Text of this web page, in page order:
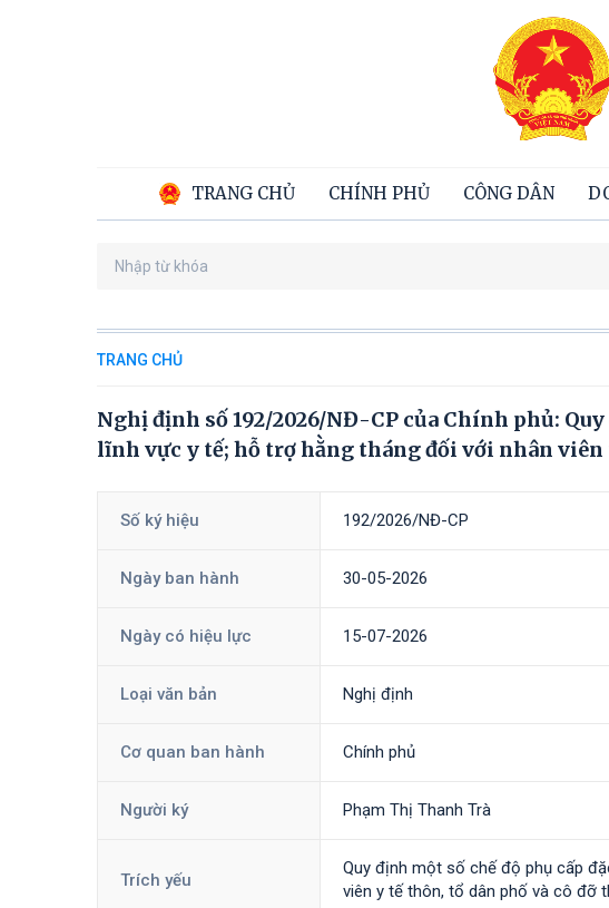
TRANG CHỦ CHÍNH PHỦ CÔNG DÂN
TRANG CHỦ
Nghị định số 192/2026/NĐ-CP của Chính phủ:
lĩnh vực y tế; hỗ trợ hằng tháng đối với nhân viên
Số ký hiệu 192/2026/NĐ-CP
Ngày ban hành 30-05-2026
Ngày có hiệu lực 15-07-2026
Loại văn bản Nghị định
Cơ quan ban hành Chính phủ
Người ký Phạm Thị Thanh Trà
Trích yếu
Quy định một số chế độ phụ cấp
viên y tế thôn, tổ dân phố và cô đỡ